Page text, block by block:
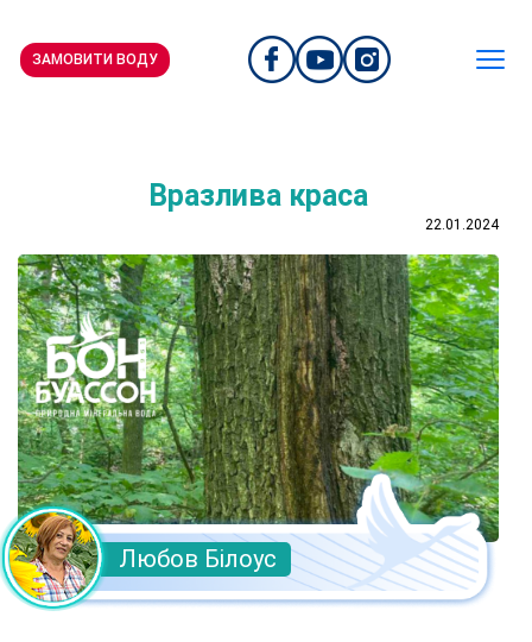
ЗАМОВИТИ ВОДУ
Вразлива краса
22.01.2024
Любов Білоус